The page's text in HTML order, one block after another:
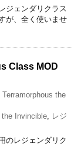
ジェンダリクラス
が、全く使いませ
Class MOD
Terramorphous the
the Invincible
レジ
のレジェンダリク